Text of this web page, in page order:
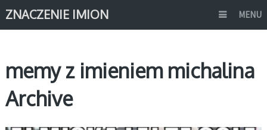
ZNACZENIE IMION MENU
memy z imieniem michalina
Archive